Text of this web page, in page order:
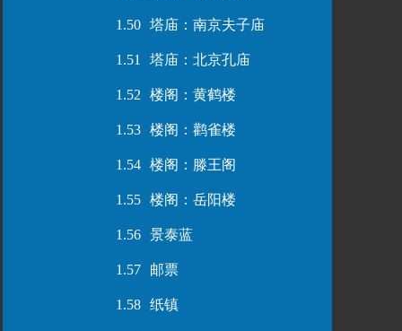
1.50 塔庙：南京夫子庙
1.51 塔庙：北京孔庙
1.52 楼阁：黄鹤楼
1.53 楼阁：鹳雀楼
1.54 楼阁：滕王阁
1.55 楼阁：岳阳楼
1.56 景泰蓝
1.57 邮票
1.58 纸镇